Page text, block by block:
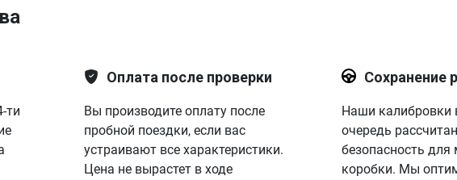
ти
Оплата после проверки
Вы производите оплату после
пробной поездки, если вас
устраивают все характеристики.
Цена не вырастет в ходе
Сохранение
Наши калибровки
очередь
безопасность для
коробки. Мы